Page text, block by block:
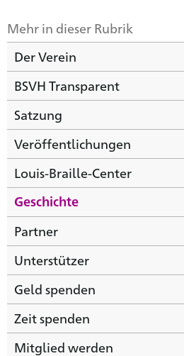
Mehr in dieser Rubrik
Der Verein
BSVH Transparent
Satzung
Veröffentlichungen
Louis-Braille-Center
Geschichte
Partner
Unterstützer
Geld spenden
Zeit spenden
Mitglied werden